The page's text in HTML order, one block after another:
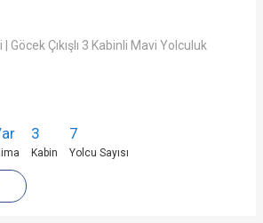
Göcek Çıkışlı 3 Kabinli Mavi Yolculuk
3
Kabin
7
Yolcu Sayısı